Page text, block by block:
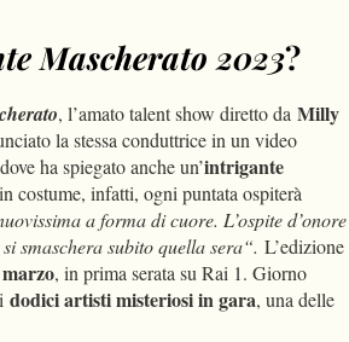
Mascherato 2023?
, l’amato talent show diretto da Milly
la stessa conduttrice in un video
ha spiegato anche un’intrigante
costume, infatti, ogni puntata ospiterà
a forma di cuore. L’ospite d’onore
smaschera subito quella sera“. L’edizione
, in prima serata su Rai 1. Giorno
dodici artisti misteriosi in gara, una delle